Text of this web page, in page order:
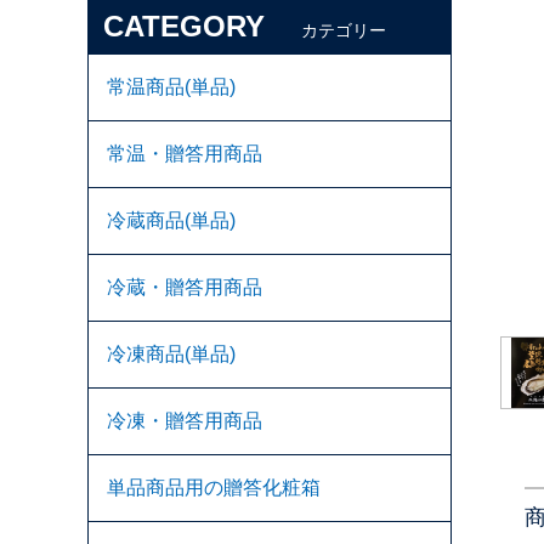
CATEGORY カテゴリー
常温商品(単品)
常温・贈答用商品
冷蔵商品(単品)
冷蔵・贈答用商品
冷凍商品(単品)
冷凍・贈答用商品
単品商品用の贈答化粧箱